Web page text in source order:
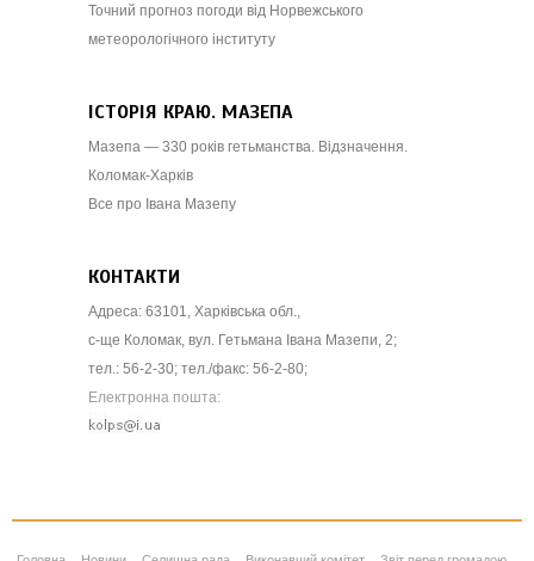
Точний прогноз погоди від Норвежського
метеорологічного інституту
ІСТОРІЯ КРАЮ. МАЗЕПА
Мазепа — 330 років гетьманства. Відзначення.
Коломак-Харків
Все про Івана Мазепу
КОНТАКТИ
Адреса: 63101, Харківська обл.,
с-ще Коломак, вул. Гетьмана Івана Мазепи, 2;
тел.: 56-2-30; тел./факс: 56-2-80;
Електронна пошта: